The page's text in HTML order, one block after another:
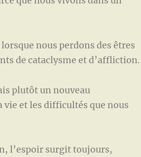
nous perdons des êtres
de cataclysme et d’affliction.
plutôt un nouveau
vie et les difficultés que nous
l’espoir surgit toujours,